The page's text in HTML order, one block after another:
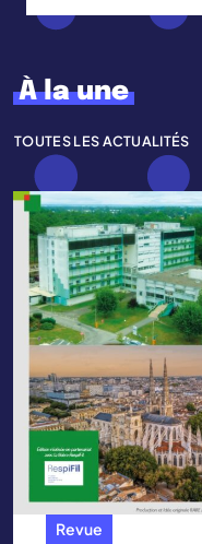
À la une
TOUTES LES ACTUALITÉS
Revue